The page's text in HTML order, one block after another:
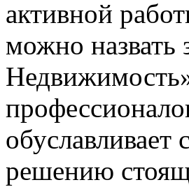
активной
можно
решению